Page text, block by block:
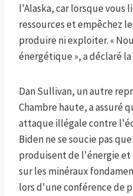
l'Alaska, car lorsque vous
ressources et empêchez
produire ni exploiter. «
énergétique », a déclaré
Dan Sullivan, un autre
Chambre haute, a assuré
attaque illégale contre
Biden ne se soucie pas
produisent de l'énergie
sur les minéraux
lors d'une conférence de